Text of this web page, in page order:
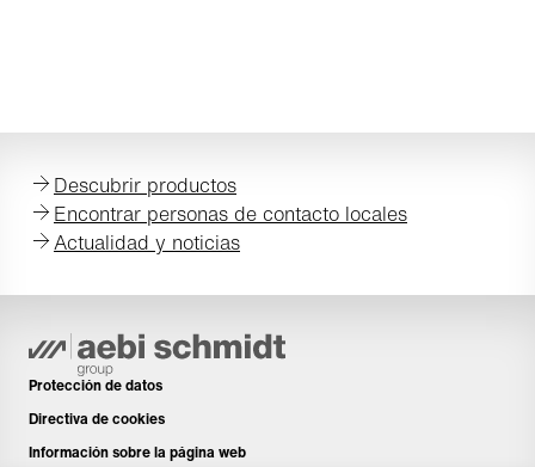
Descubrir productos
Encontrar personas de contacto locales
Actualidad y noticias
Protección de datos
Directiva de cookies
Información sobre la página web